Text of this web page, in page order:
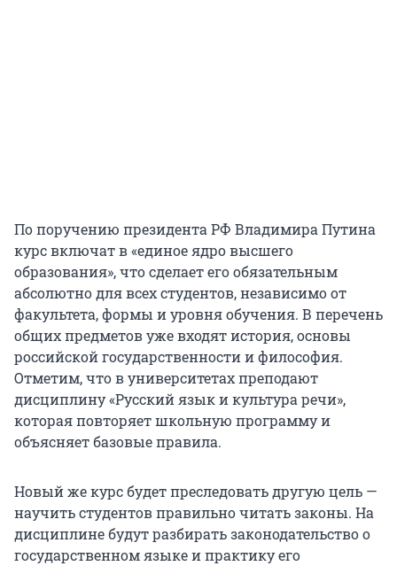
По поручению президента РФ Владимира Путина
курс включат в «единое ядро высшего
образования», что сделает его обязательным
абсолютно для всех студентов, независимо от
факультета, формы и уровня обучения. В перечень
общих предметов уже входят история, основы
российской государственности и философия.
Отметим, что в университетах преподают
дисциплину «Русский язык и культура речи»,
которая повторяет школьную программу и
объясняет базовые правила.
Новый же курс будет преследовать другую цель —
научить студентов правильно читать законы. На
дисциплине будут разбирать законодательство о
государственном языке и практику его